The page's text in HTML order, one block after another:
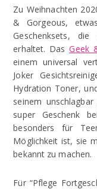
Zu Weihnachten
& Gorgeous,
Geschenksets,
erhaltet. DasGeek
einem universal
Joker
Hydration Toner,
seinem
super Geschenk
besonders für
Möglichkeit ist, sie
bekannt zu machen.
Für “Pflege